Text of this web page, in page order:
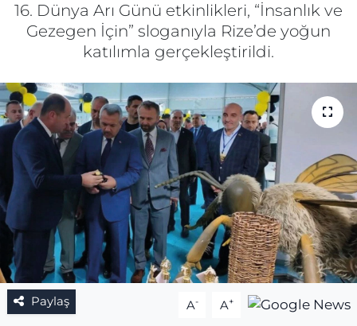
16. Dünya Arı Günü etkinlikleri, “İnsanlık ve
Gezegen İçin” sloganıyla Rize’de yoğun
katılımla gerçekleştirildi.
Paylaş A- A+
SAĞLIK
Gizlilik Sözleşmesi
İletişim
Künye
Topluluk Kuralları
Yayın İlkeleri
Son Dakika Haberleri
Haber Arşivi